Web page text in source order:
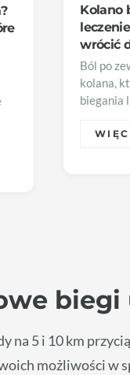
Kolano
wrócić
Ból po
kolana,
biegania
na 5 i 10 km
możliwości